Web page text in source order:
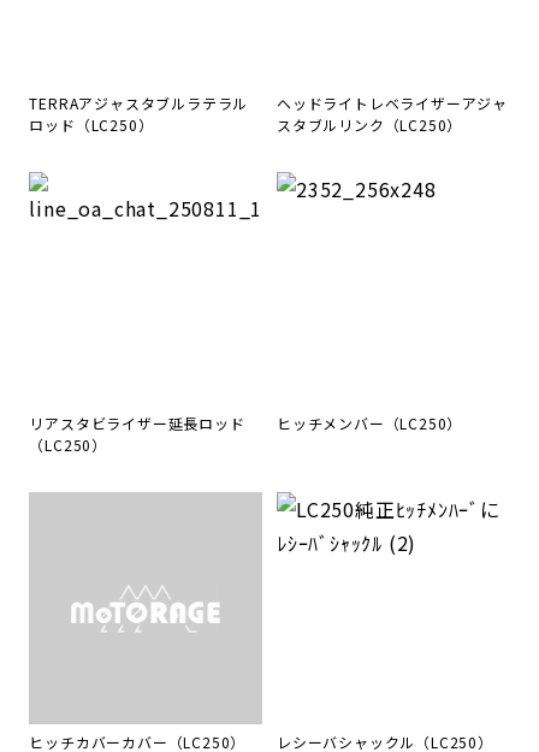
TERRAアジャスタブルラテラル
ロッド（LC250）
ヘッドライトレベライザーアジャ
スタブルリンク（LC250）
リアスタビライザー延長ロッド
（LC250）
ヒッチメンバー（LC250）
ヒッチカバーカバー（LC250） レシーバシャックル（LC250）